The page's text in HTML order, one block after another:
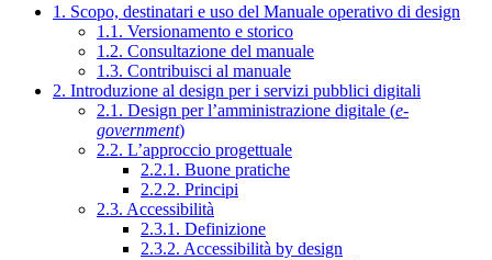
1. Scopo, destinatari e uso del Manuale operativo di design
1.1. Versionamento e storico
1.2. Consultazione del manuale
1.3. Contribuisci al manuale
2. Introduzione al design per i servizi pubblici digitali
2.1. Design per l’amministrazione digitale (e-
government)
2.2. L’approccio progettuale
2.2.1. Buone pratiche
2.2.2. Principi
2.3. Accessibilità
2.3.1. Definizione
2.3.2. Accessibilità by design